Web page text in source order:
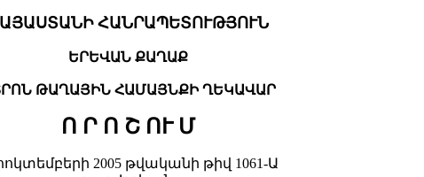
ՀԱՆՐԱՊԵՏՈՒԹՅՈՒՆ
ԵՐԵՎԱՆ ՔԱՂԱՔ
ԹԱՂԱՅԻՆ ՀԱՄԱՅՆՔԻ ՂԵԿԱՎԱՐ
Ո Ր Ո Շ ՈՒ Մ
2005 թվականի թիվ 1061-Ա